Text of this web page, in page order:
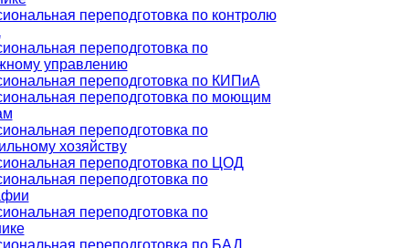
переподготовка по контролю
переподготовка по
управлению
переподготовка по КИПиА
переподготовка по моющим
переподготовка по
хозяйству
переподготовка по ЦОД
переподготовка по
переподготовка по
переподготовка по БАД